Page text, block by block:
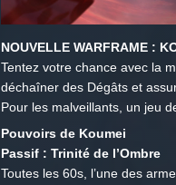
NOUVELLE WARFRAME :
Tentez votre chance avec la
déchaîner des Dégâts et
Pour les malveillants, un jeu
Pouvoirs de Koumei
Passif : Trinité de l’Ombre
Toutes les 60s, l’une des